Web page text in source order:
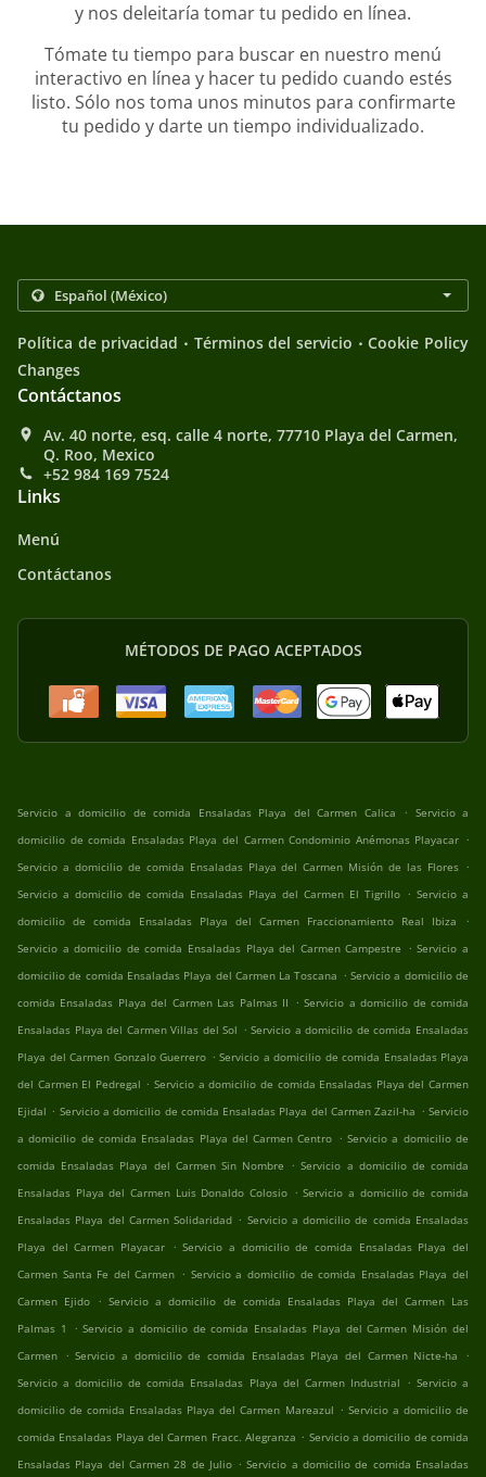
y nos deleitaría tomar tu pedido en línea.
Tómate tu tiempo para buscar en nuestro menú
interactivo en línea y hacer tu pedido cuando estés
listo. Sólo nos toma unos minutos para confirmarte
tu pedido y darte un tiempo individualizado.
Política de privacidad . Términos del servicio . Cookie Policy
Changes
Contáctanos
Av. 40 norte, esq. calle 4 norte, 77710 Playa del Carmen,
Q. Roo, Mexico
+52 984 169 7524
Links
Menú
Contáctanos
MÉTODOS DE PAGO ACEPTADOS
Servicio a domicilio de comida Ensaladas Playa del Carmen Calica . Servicio a
domicilio de comida Ensaladas Playa del Carmen Condominio Anémonas Playacar .
Servicio a domicilio de comida Ensaladas Playa del Carmen Misión de las Flores .
Servicio a domicilio de comida Ensaladas Playa del Carmen El Tigrillo . Servicio a
domicilio de comida Ensaladas Playa del Carmen Fraccionamiento Real Ibiza
.
Servicio a domicilio de comida Ensaladas Playa del Carmen Campestre . Servicio a
domicilio de comida Ensaladas Playa del Carmen La Toscana . Servicio a domicilio de
comida Ensaladas Playa del Carmen Las Palmas II . Servicio a domicilio de comida
Ensaladas Playa del Carmen Villas del Sol . Servicio a domicilio de comida Ensaladas
Playa del Carmen Gonzalo Guerrero . Servicio a domicilio de comida Ensaladas Playa
del Carmen El Pedregal . Servicio a domicilio de comida Ensaladas Playa del Carmen
Ejidal . Servicio a domicilio de comida Ensaladas Playa del Carmen Zazil-ha . Servicio
a domicilio de comida Ensaladas Playa del Carmen Centro . Servicio a domicilio de
comida Ensaladas Playa del Carmen Sin Nombre . Servicio a domicilio de comida
Ensaladas Playa del Carmen Luis Donaldo Colosio . Servicio a domicilio de comida
Ensaladas Playa del Carmen Solidaridad . Servicio a domicilio de comida Ensaladas
Playa del Carmen Playacar . Servicio a domicilio de comida Ensaladas Playa del
Carmen Santa Fe del Carmen . Servicio a domicilio de comida Ensaladas Playa del
Carmen Ejido . Servicio a domicilio de comida Ensaladas Playa del Carmen Las
Palmas 1
. Servicio a domicilio de comida Ensaladas Playa del Carmen Misión del
Carmen . Servicio a domicilio de comida Ensaladas Playa del Carmen Nicte-ha
.
Servicio a domicilio de comida Ensaladas Playa del Carmen Industrial . Servicio a
domicilio de comida Ensaladas Playa del Carmen Mareazul . Servicio a domicilio de
comida Ensaladas Playa del Carmen Fracc. Alegranza . Servicio a domicilio de comida
Ensaladas Playa del Carmen 28 de Julio . Servicio a domicilio de comida Ensaladas